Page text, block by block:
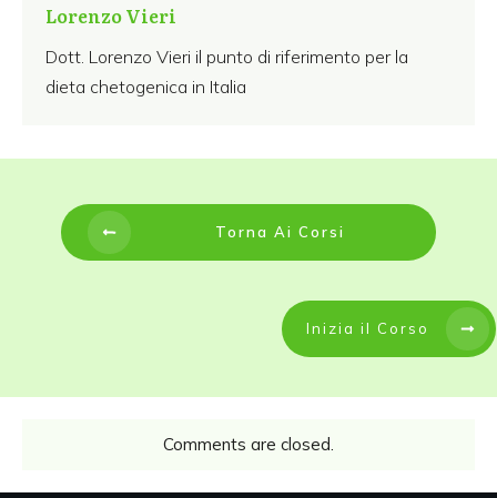
Lorenzo Vieri
Dott. Lorenzo Vieri il punto di riferimento per la
dieta chetogenica in Italia
Torna Ai Corsi
Inizia il Corso
Comments are closed.